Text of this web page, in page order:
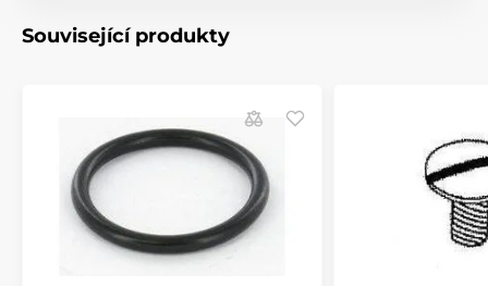
Související produkty